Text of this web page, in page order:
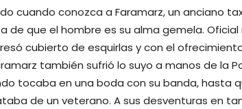
cuando conozca a Faramarz, un anciano
de que el hombre es su alma gemela.
cubierto de esquirlas y con el
también sufrió lo suyo a manos de la
tocaba en una boda con su banda, hasta
de un veterano. A sus desventuras en